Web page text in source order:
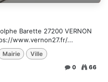
Barette 27200 VERNON
www.vernon27.fr/...
Mairie Ville
0 66